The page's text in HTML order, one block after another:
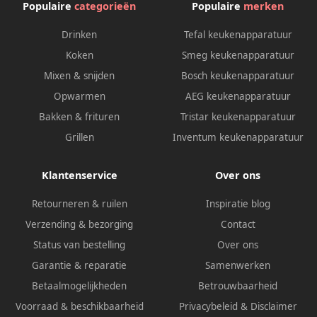
voor Keuken Inbouw
Populaire categorieën
Drinken
Koken
Mixen & snijden
Opwarmen
Bakken & frituren
Grillen
Populaire merken
Tefal keukenapparatuur
Smeg keukenapparatuur
Bosch keukenapparatuur
AEG keukenapparatuur
Tristar keukenapparatuur
Inventum keukenapparatuur
Klantenservice
Retourneren & ruilen
Verzending & bezorging
Status van bestelling
Garantie & reparatie
Betaalmogelijkheden
Voorraad & beschikbaarheid
Over ons
Inspiratie blog
Contact
Over ons
Samenwerken
Betrouwbaarheid
Privacybeleid & Disclaimer